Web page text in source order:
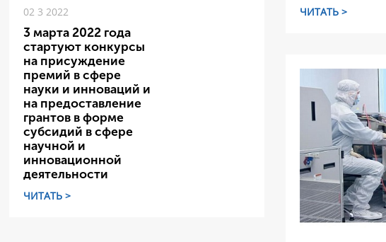
02 3 2022
3 марта 2022 года
стартуют конкурсы
на присуждение
премий в сфере
науки и инноваций и
на предоставление
грантов в форме
субсидий в сфере
научной и
инновационной
деятельности
ЧИТАТЬ >
ЧИТАТЬ >